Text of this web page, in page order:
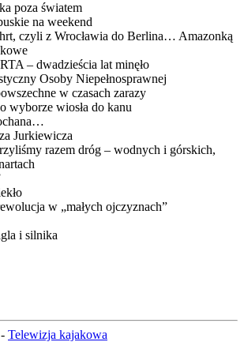
poza światem
na weekend
czyli z Wrocławia do Berlina… Amazonką
– dwadzieścia lat minęło
Osoby Niepełnosprawnej
w czasach zarazy
wyborze wiosła do kanu
Jurkiewicza
razem dróg – wodnych i górskich,
w „małych ojczyznach”
i silnika
Telewizja kajakowa